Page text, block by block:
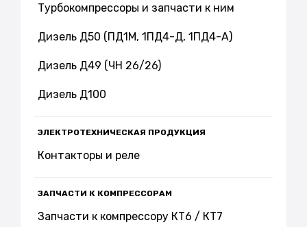
Турбокомпрессоры и запчасти к ним
Дизель Д50 (ПД1М, 1ПД4-Д, 1ПД4-А)
Дизель Д49 (ЧН 26/26)
Дизель Д100
ЭЛЕКТРОТЕХНИЧЕСКАЯ ПРОДУКЦИЯ
Контакторы и реле
ЗАПЧАСТИ К КОМПРЕССОРАМ
Запчасти к компрессору КТ6 / КТ7